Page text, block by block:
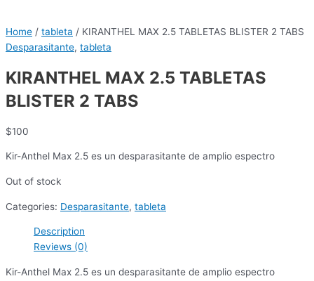
Home / tableta / KIRANTHEL MAX 2.5 TABLETAS BLISTER 2 TABS
Desparasitante, tableta
KIRANTHEL MAX 2.5 TABLETAS
BLISTER 2 TABS
$100
Kir-Anthel Max 2.5 es un desparasitante de amplio espectro
Out of stock
Categories: Desparasitante, tableta
Description
Reviews (0)
Kir-Anthel Max 2.5 es un desparasitante de amplio espectro